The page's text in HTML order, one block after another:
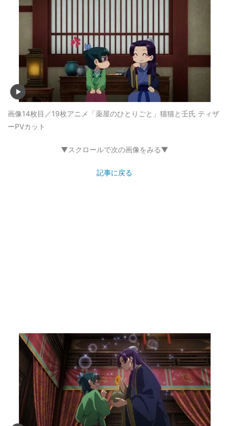
画像14枚目／19枚アニメ「薬屋のひとりごと」猫猫と壬氏 ティザ
ーPVカット
▼スクロールで次の画像をみる▼
記事に戻る